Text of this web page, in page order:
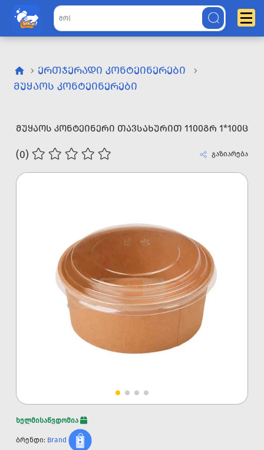
ᲔᲠᲗᲯᲔᲠᲐᲓᲘ ᲙᲝᲜᲢᲔᲘᲜᲔᲠᲔᲑᲘ
ᲛᲣᲧᲐᲝᲡ ᲙᲝᲜᲢᲔᲘᲜᲔᲠᲔᲑᲘ
ᲛᲣᲧᲐᲝᲡ ᲙᲝᲜᲢᲔᲘᲜᲔᲠᲘ ᲗᲐᲕᲡᲐᲮᲣᲠᲘᲗ 1100ᲒᲠ 1*100Ც
(0) გაზიარება
ხელმისაწვდომია
ბრენდი: Brand